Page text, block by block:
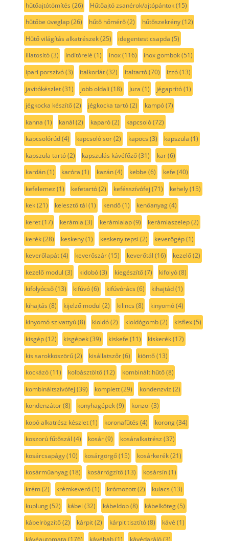
hűtőajtótömítés (26) Hűtőajtó zsanérok/ajtópántok(15)
hűtőbe üveglap(26) hűtő hőmérő(2) hűtőszekrény(12)
Hűtő világítás alkatrészek(25) idegentest csapda (5)
illatosító(3) indítórelé (1) inox(116) inox gombok(51)
ipari porszívó(3) italkorlát(32) italtartó(70) izzó(13)
javítókészlet(31) jobb oldali (18) Jura (1) jégaprító(1)
jégkocka készítő(2) jégkocka tartó(2) kampó(7)
kanna (1) kanál (2) kaparó(2) kapcsoló(72)
kapcsolórúd(4) kapcsoló sor(2) kapocs (3) kapszula (1)
kapszula tartó(2) kapszulás kávéfőző(31) kar(6)
kardán(1) karóra (1) kazán(4) kebbe (6) kefe (40)
kefelemez (1) kefetartó(2) kefésszívófej (71) kehely(15)
kek(21) kelesztő tál (1) kendő(1) kenőanyag(4)
keret(17) kerámia (3) kerámialap(9) kerámiaszelep(2)
kerék(28) keskeny(1) keskeny tepsi (2) keverőgép(1)
keverőlapát(4) keverőszár(15) keverőtál (16) kezelő(2)
kezelő modul (3) kidobó(3) kiegészítő(7) kifolyó(8)
kifolyócső(13) kifúvó(6) kifúvórács (6) kihajtád(1)
kihajtás (8) kijelző modul (2) kilincs (8) kinyomó(4)
kinyomó szivattyú(8) kioldó(2) kioldógomb(2) kisflex(5)
kisgép(12) kisgépek(39) kiskefe (11) kiskerék(17)
kis sarokköszörű(2) kisállatszőr(6) kiöntő(13)
kockázó(11) kolbásztöltő(12) kombinált hűtő(8)
kombináltszívófej (39) komplett(29) kondenzvíz (2)
kondenzátor(8) konyhagépek(9) konzol (3)
kopó alkatrész készlet(1) koronafűtés (4) korong(34)
koszorú fűtőszál (4) kosár(9) kosáralkatrész (37)
kosárcsapágy(10) kosárgörgő(15) kosárkerék(21)
kosárműanyag(18) kosárrögzítő(13) kosársín(1)
krém(2) krémkeverő(1) krómozott(2) kulacs (13)
kuplung(52) kábel (32) kábeldob(8) kábelköteg(5)
kábelrögzítő(2) kárpit(2) kárpit tisztító(8) kávé (1)
kávéautomata (176) kávébab(1) kávédaráló(3)